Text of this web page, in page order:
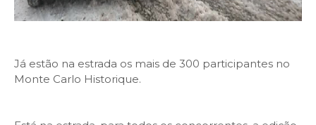
Já estão na estrada os mais de 300 participantes no
Monte Carlo Historique.